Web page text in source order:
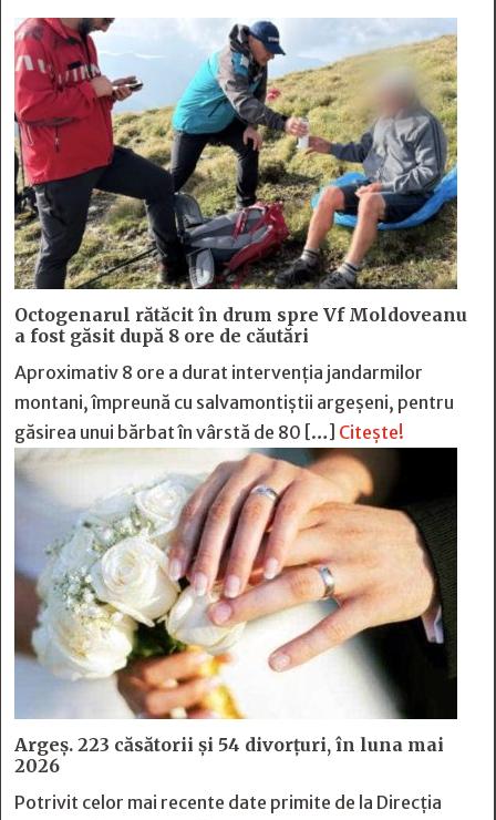
Octogenarul rătăcit în drum spre Vf Moldoveanu
a fost găsit după 8 ore de căutări
Aproximativ 8 ore a durat intervenția jandarmilor
montani, împreună cu salvamontiștii argeșeni, pentru
găsirea unui bărbat în vârstă de 80 […] Citește!
Argeș. 223 căsătorii și 54 divorțuri, în luna mai
2026
Potrivit celor mai recente date primite de la Direcția